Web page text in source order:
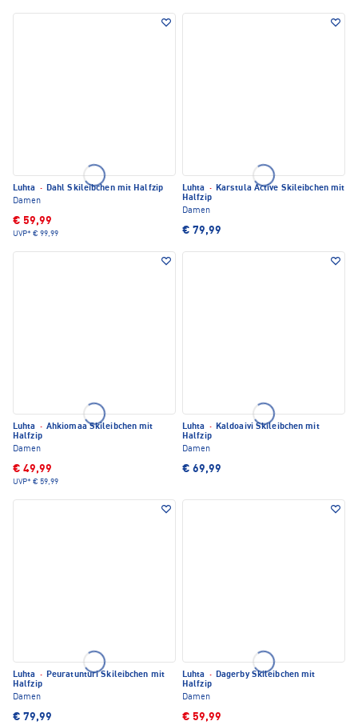
Luhta · Dahl Skileibchen mit Halfzip
Damen
€ 59,99
UVP* € 99,99
Luhta · Karstula Active Skileibchen mit
Halfzip
Damen
€ 79,99
Luhta · Ahkiomaa Skileibchen mit
Halfzip
Damen
€ 49,99
UVP* € 59,99
Luhta · Kaldoaivi Skileibchen mit
Halfzip
Damen
€ 69,99
Luhta · Peuratunturi Skileibchen mit
Halfzip
Damen
€ 79,99
Luhta · Dagerby Skileibchen mit
Halfzip
Damen
€ 59,99